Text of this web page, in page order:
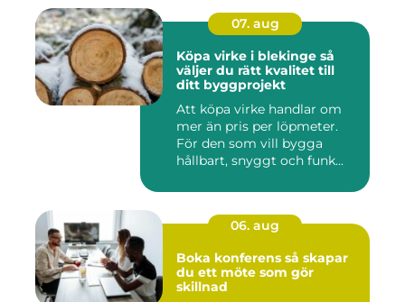
07. aug
Köpa virke i blekinge så
väljer du rätt kvalitet till
ditt byggprojekt
Att köpa virke handlar om
mer än pris per löpmeter.
För den som vill bygga
hållbart, snyggt och funk...
06. aug
Boka konferens så skapar
du ett möte som gör
skillnad